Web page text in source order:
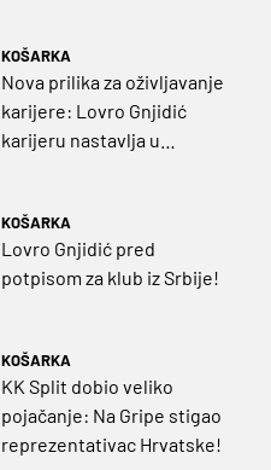
KOŠARKA
Nova prilika za oživljavanje
karijere: Lovro Gnjidić
karijeru nastavlja u
KOŠARKA
Lovro Gnjidić pred
potpisom za klub iz Srbije!
KOŠARKA
KK Split dobio veliko
pojačanje: Na Gripe stigao
reprezentativac Hrvatske!